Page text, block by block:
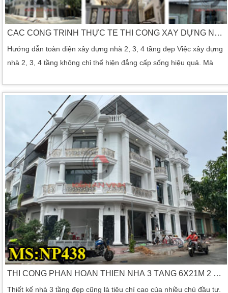
CÁC CÔNG TRÌNH THỰC TẾ THI CÔNG XÂY DỰNG NHÀ TẦNG ĐẸP
Hướng dẫn toàn diện xây dựng nhà 2, 3, 4 tầng đẹp Việc xây dựng
nhà 2, 3, 4 tầng không chỉ thể hiện đẳng cấp sống hiệu quả. Mà
chúng ta sẽ cùng khám phá các quy trình xây dựng, cũng như
những yếu tố quyết định chất lượng công trình. Đồng thời còn
nhiều mục quan trọng khác. […]
THI CÔNG PHẦN HOÀN THIỆN NHÀ 3 TẦNG 6X21M 2 MẶT TIỀN ĐẸP TẠI VŨNG TÀU
Thiết kế nhà 3 tầng đẹp cũng là tiêu chí cao của nhiều chủ đầu tư.